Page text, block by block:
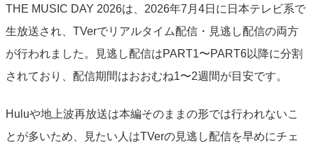
THE MUSIC DAY 2026は、2026年7月4日に日本テレビ系で
生放送され、TVerでリアルタイム配信・見逃し配信の両方
が行われました。見逃し配信はPART1〜PART6以降に分割
されており、配信期間はおおむね1〜2週間が目安です。
Huluや地上波再放送は本編そのままの形では行われないこ
とが多いため、見たい人はTVerの見逃し配信を早めにチェ